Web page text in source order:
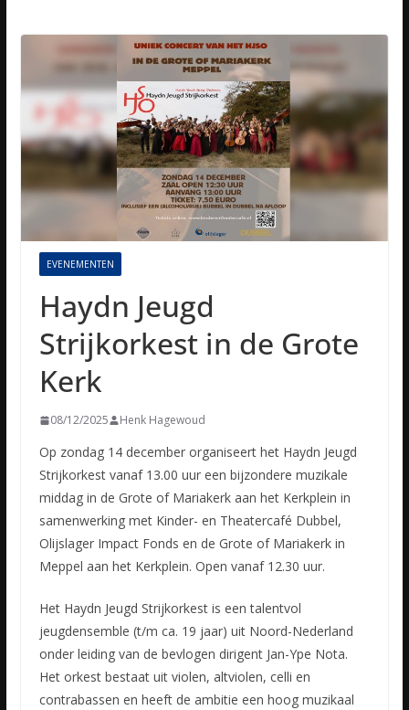
EVENEMENTEN
Haydn Jeugd
Strijkorkest in de Grote
Kerk
08/12/2025 Henk Hagewoud
Op zondag 14 december organiseert het Haydn Jeugd
Strijkorkest vanaf 13.00 uur een bijzondere muzikale
middag in de Grote of Mariakerk aan het Kerkplein in
samenwerking met Kinder- en Theatercafé Dubbel,
Olijslager Impact Fonds en de Grote of Mariakerk in
Meppel aan het Kerkplein. Open vanaf 12.30 uur.
Het Haydn Jeugd Strijkorkest is een talentvol
jeugdensemble (t/m ca. 19 jaar) uit Noord-Nederland
onder leiding van de bevlogen dirigent Jan-Ype Nota.
Het orkest bestaat uit violen, altviolen, celli en
contrabassen en heeft de ambitie een hoog muzikaal